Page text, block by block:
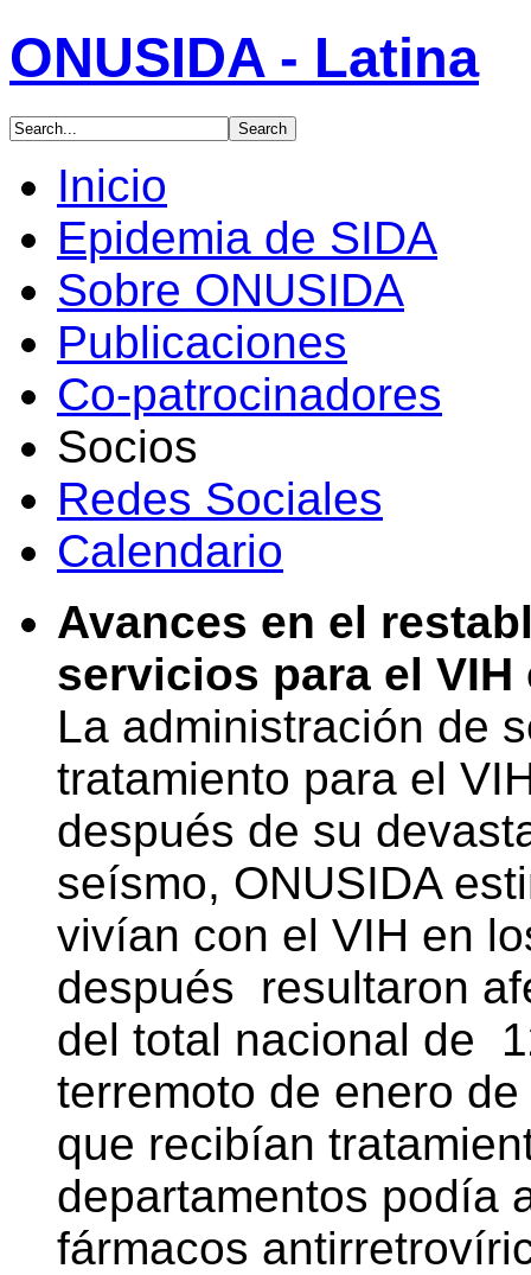
ONUSIDA - Latina
Inicio
Epidemia de SIDA
Sobre ONUSIDA
Publicaciones
Co-patrocinadores
Socios
Redes Sociales
Calendario
Avances en el
servicios para el VIH
La administración de
tratamiento para el
después de su
seísmo, ONUSIDA
vivían con el VIH en
después resultaron
del total nacional de
terremoto de enero
que recibían
departamentos podía
fármacos